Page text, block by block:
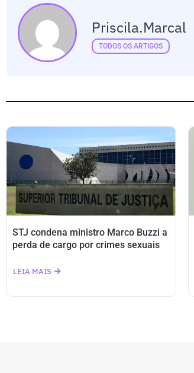
Priscila.marcal
TODOS OS ARTIGOS
STJ condena ministro Marco Buzzi a
perda de cargo por crimes sexuais
LEIA MAIS